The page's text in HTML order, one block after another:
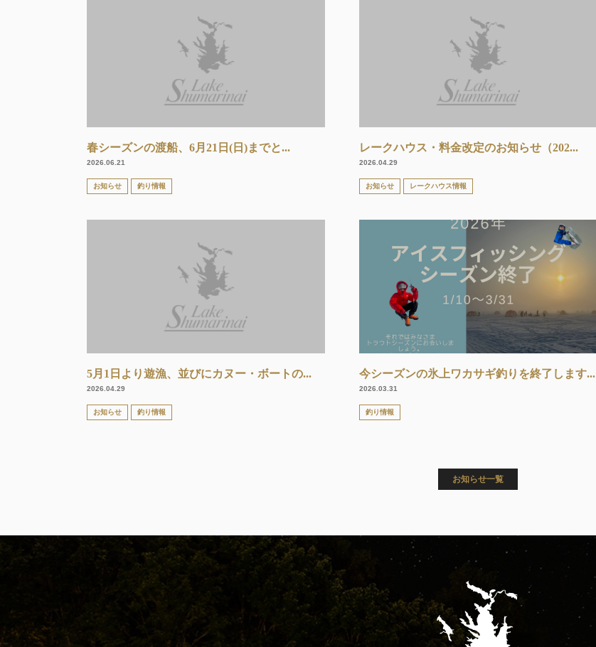
春シーズンの渡船、6月21日(日)までと...
2026.06.21
お知らせ 釣り情報
レークハウス・料金改定のお知らせ（202...
2026.04.29
お知らせ レークハウス情報
5月1日より遊漁、並びにカヌー・ボートの...
2026.04.29
お知らせ 釣り情報
今シーズンの氷上ワカサギ釣りを終了します...
2026.03.31
釣り情報
お知らせ一覧